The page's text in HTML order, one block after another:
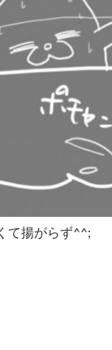
て揚がらず^^;